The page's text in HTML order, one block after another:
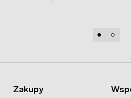
Zakupy